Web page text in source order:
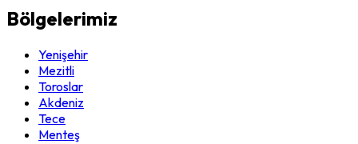
Bölgelerimiz
Yenişehir
Mezitli
Toroslar
Akdeniz
Tece
Menteş